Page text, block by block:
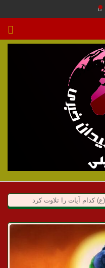
کدام آیات را تلاوت کرد